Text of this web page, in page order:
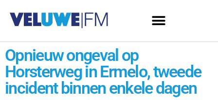
Opnieuw ongeval op
Horsterweg in Ermelo, tweede
incident binnen enkele dagen